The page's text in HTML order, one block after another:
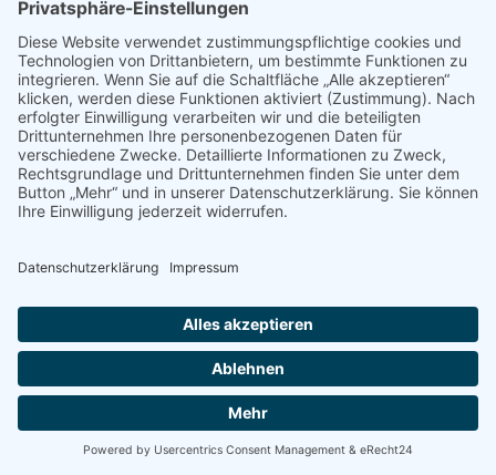
immer die Portionsgröße prüfen. FODMAP-Gehalt kann
sich durch Rezepturänderungen verändern.
FODMAP-FAQ
FODMAP FAQ zu unter anderem: FODMAP Liste Deutsch,
FODMAP Einkaufsliste, FODMAP PDF kostenlos, FODMAP
Frühstück, FODMAP Rezepte, FODMAP Brot, FODMAP
Käse, FODMAP Haferflocken, FODMAP Reis, FODMAP
Kartoffel,n FODMAP Lebensmittel Ampel, Reizdarm
FODMAP Liste, Monash FODMAP Liste, Low FODMAP
Lebensmittel, FODMAP Appfindet ihr hier.
10 Kommentare zu „FODMAP
Lebensmittelliste 2026 Bewertung